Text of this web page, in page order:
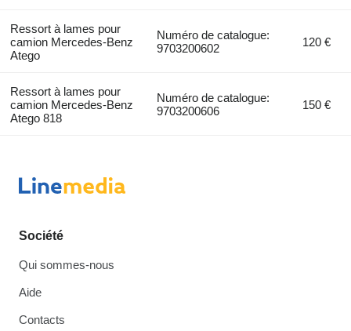
Ressort à lames pour
camion Mercedes-Benz
Atego
Numéro de catalogue:
9703200602
120 €
Ressort à lames pour
camion Mercedes-Benz
Atego 818
Numéro de catalogue:
9703200606
150 €
Société
Qui sommes-nous
Aide
Contacts